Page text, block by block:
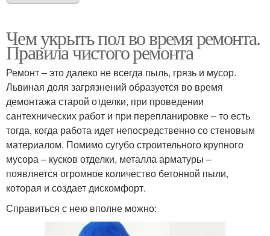
Чем укрыть пол во время ремонта.
Правила чистого ремонта
Ремонт – это далеко не всегда пыль, грязь и мусор.
Львиная доля загрязнений образуется во время
демонтажа старой отделки, при проведении
сантехнических работ и при перепланировке – то есть
тогда, когда работа идет непосредственно со стеновым
материалом. Помимо сугубо строительного крупного
мусора – кусков отделки, металла арматуры –
появляется огромное количество бетонной пыли,
которая и создает дискомфорт.
Справиться с нею вполне можно: